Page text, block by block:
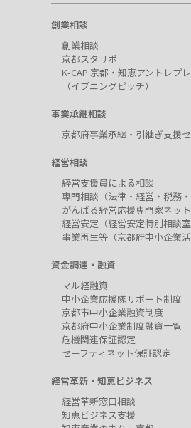
創業相談
創業相談
京都スタサポ
K-CAP 京都・知恵アントレプ
（イブニングピッチ）
事業承継相談
京都府事業承継・引継ぎ支援
経営相談
経営支援員による相談
専門相談（法律・経営・税務・
がんばる経営応援専門家ネッ
経営安定（経営安定特別相談室
事業再生等（京都府中小企業活
資金調達・融資
マル経融資
中小企業応援隊サポート制度
京都市中小企業融資制度
京都府中小企業制度融資一覧
危機関連保証認定
セーフティネット保証認定
経営革新・知恵ビジネス
経営革新窓口相談
知恵ビジネス支援